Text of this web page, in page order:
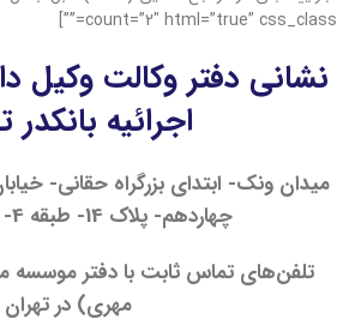
count=”2″ html=”true” css_class=””]
نشانی دفتر وکالت وکیل
اجرائیه بانکدر
میدان ونک- ابتدای بزرگراه حقانی-
چهاردهم- پلاک 14- طبقه 4- واحد 9 و 10
تلفن‌های تماس ثابت با دفتر موسسه
مهری) در تهران